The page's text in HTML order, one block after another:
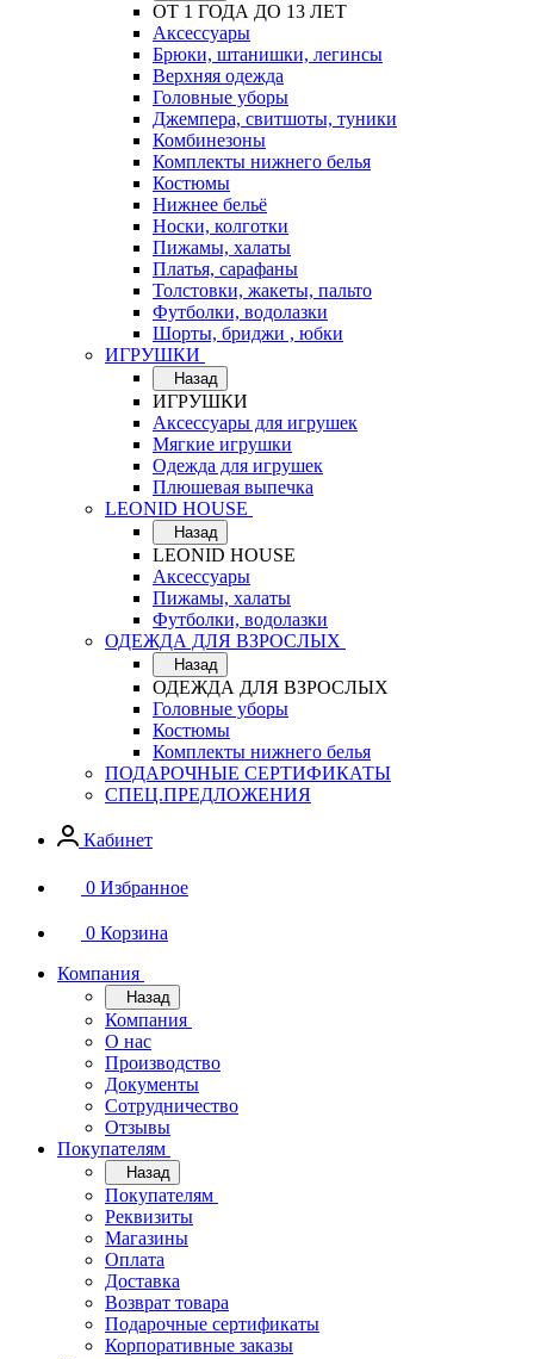
ОТ 1 ГОДА ДО 13 ЛЕТ
Аксессуары
Брюки, штанишки, легинсы
Верхняя одежда
Головные уборы
Джемпера, свитшоты, туники
Комбинезоны
Комплекты нижнего белья
Костюмы
Нижнее бельё
Носки, колготки
Пижамы, халаты
Платья, сарафаны
Толстовки, жакеты, пальто
Футболки, водолазки
Шорты, бриджи , юбки
ИГРУШКИ
Назад
ИГРУШКИ
Аксессуары для игрушек
Мягкие игрушки
Одежда для игрушек
Плюшевая выпечка
LEONID HOUSE
Назад
LEONID HOUSE
Аксессуары
Пижамы, халаты
Футболки, водолазки
ОДЕЖДА ДЛЯ ВЗРОСЛЫХ
Назад
ОДЕЖДА ДЛЯ ВЗРОСЛЫХ
Головные уборы
Костюмы
Комплекты нижнего белья
ПОДАРОЧНЫЕ СЕРТИФИКАТЫ
СПЕЦ.ПРЕДЛОЖЕНИЯ
Кабинет
0 Избранное
0 Корзина
Компания
Назад
Компания
О нас
Производство
Документы
Сотрудничество
Отзывы
Покупателям
Назад
Покупателям
Реквизиты
Магазины
Оплата
Доставка
Возврат товара
Подарочные сертификаты
Корпоративные заказы